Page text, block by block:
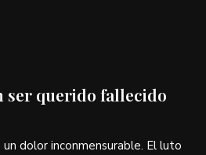
ser querido fallecido
dolor inconmensurable. El luto